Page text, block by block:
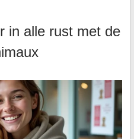
in alle rust met de